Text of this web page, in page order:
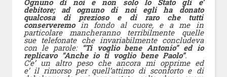
Ognuno di noi e non solo lo Stato gli e’
debitore; ad ognuno di noi egli ha donato
qualcosa di prezioso e di raro che tutti
conserveremoin fondo al cuore, e a me in
particolare mancheranno terribilmente quelle
sue telefonate che invariabilmente concludeva
con le parole:“Ti voglio bene Antonio” ed io
replicavo “Anche io ti voglio bene Paolo”.
C’e’ un altro peso che ancora mi opprime ed
e’ il rimorso per quell’attimo di sconforto e di